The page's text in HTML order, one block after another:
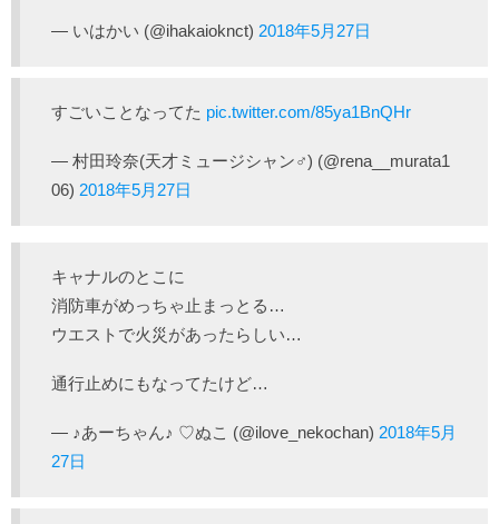
— ‍いはかい (@ihakaioknct) 2018年5月27日
すごいことなってた pic.twitter.com/85ya1BnQHr
— 村田玲奈(天才ミュージシャン♂) (@rena__murata1
06) 2018年5月27日
キャナルのとこに
消防車がめっちゃ止まっとる…
ウエストで火災があったらしい…
通行止めにもなってたけど…
— ♪あーちゃん♪ ♡ぬこ (@ilove_nekochan) 2018年5月
27日